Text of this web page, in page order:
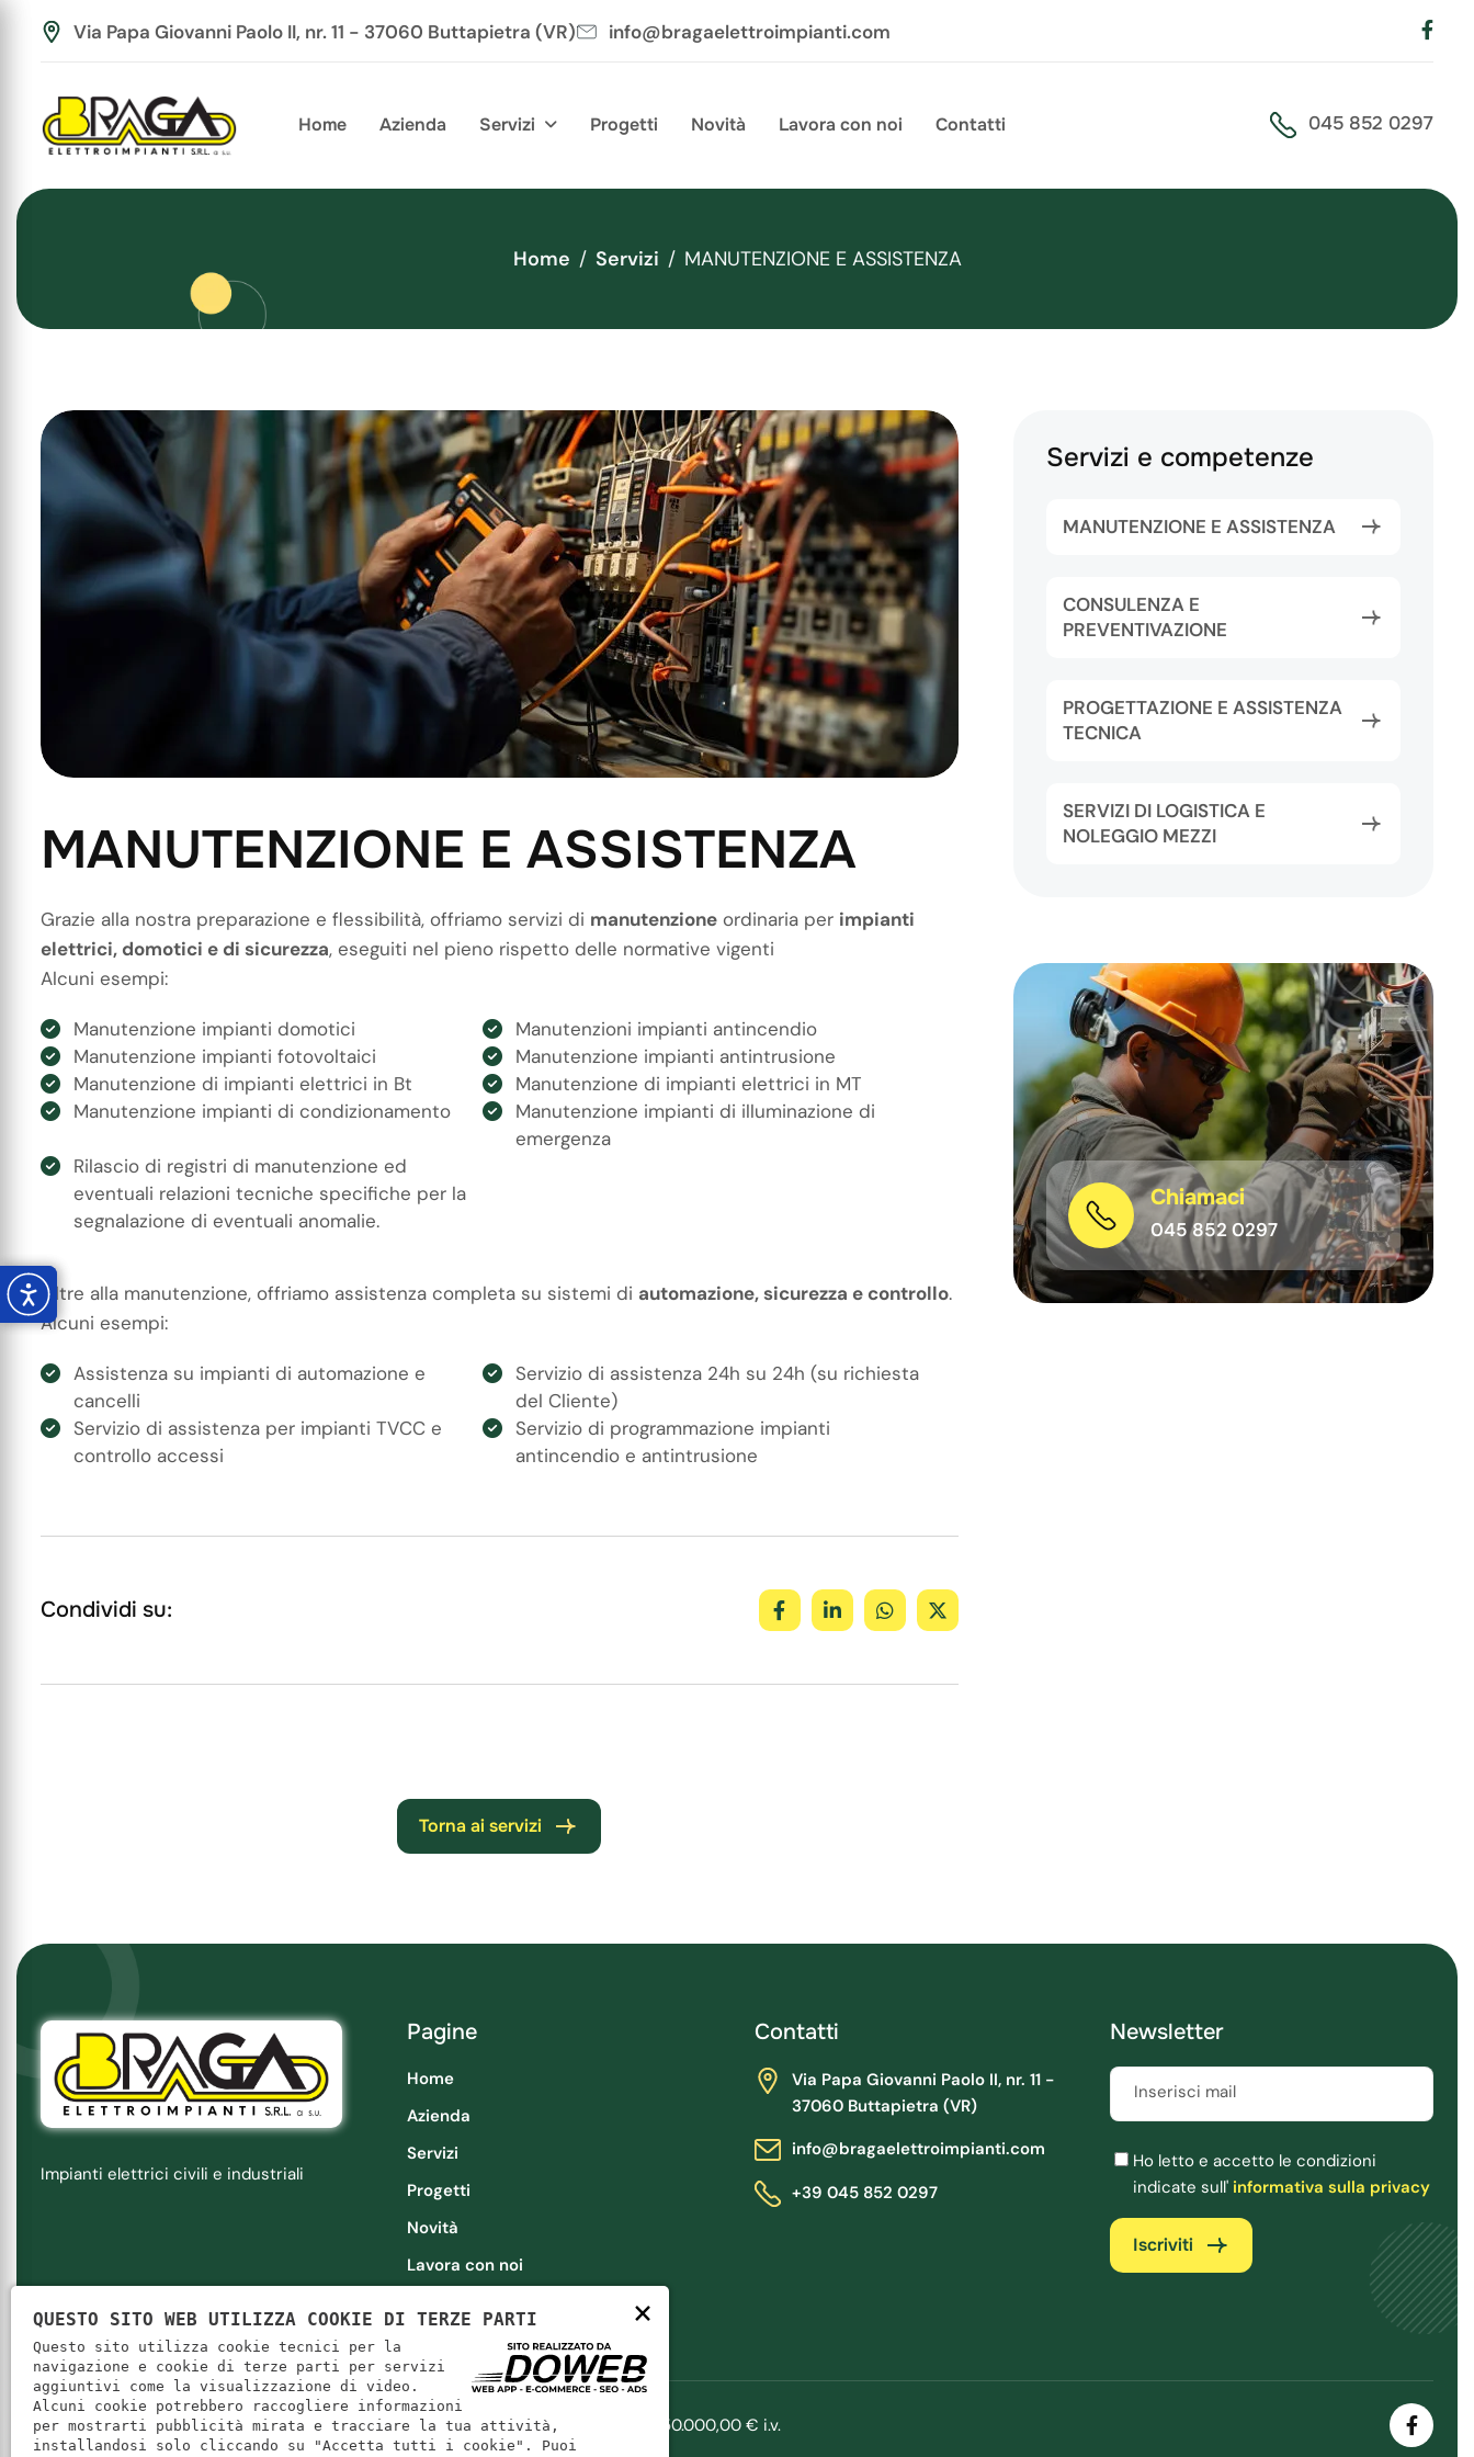
Via Papa Giovanni Paolo II, nr. 11 - 37060 Buttapietra (VR) info@bragaelettroimpianti.com
Home Azienda Servizi Progetti Novità Lavora con noi Contatti 045 852 0297
Home Servizi MANUTENZIONE E ASSISTENZA
MANUTENZIONE E ASSISTENZA
Grazie alla nostra preparazione e flessibilità, offriamo servizi di manutenzione ordinaria per impianti
elettrici, domotici e di sicurezza, eseguiti nel pieno rispetto delle normative vigenti
Alcuni esempi:
Manutenzione impianti domotici
Manutenzioni impianti antincendio
Manutenzione impianti fotovoltaici
Manutenzione impianti antintrusione
Manutenzione di impianti elettrici in Bt
Manutenzione di impianti elettrici in MT
Manutenzione impianti di condizionamento
Manutenzione impianti di illuminazione di
emergenza
Rilascio di registri di manutenzione ed
eventuali relazioni tecniche specifiche per la
segnalazione di eventuali anomalie.
Oltre alla manutenzione, offriamo assistenza completa su sistemi di automazione, sicurezza e controllo.
Alcuni esempi:
Assistenza su impianti di automazione e
cancelli
Servizio di assistenza 24h su 24h (su richiesta
del Cliente)
Servizio di assistenza per impianti TVCC e
controllo accessi
Servizio di programmazione impianti
antincendio e antintrusione
Condividi su:
Torna ai servizi
Servizi e competenze
MANUTENZIONE E ASSISTENZA
CONSULENZA E
PREVENTIVAZIONE
PROGETTAZIONE E ASSISTENZA
TECNICA
SERVIZI DI LOGISTICA E
NOLEGGIO MEZZI
Chiamaci
045 852 0297
Impianti elettrici civili e industriali
Pagine
Home
Azienda
Servizi
Progetti
Novità
Lavora con noi
Contatti
Via Papa Giovanni Paolo II, nr. 11 -
37060 Buttapietra (VR)
info@bragaelettroimpianti.com
+39 045 852 0297
Newsletter
Inserisci mail
Ho letto e accetto le condizioni
indicate sull' informativa sulla privacy
Iscriviti
Braga Elettroimpianti Srl a su|P. IVA: 03303060234 |REA: VR325330 Cap. Soc.: 50.000,00 € i.v.
×
QUESTO SITO WEB UTILIZZA COOKIE DI TERZE PARTI
Questo sito utilizza cookie tecnici per la
navigazione e cookie di terze parti per servizi
aggiuntivi come la visualizzazione di video.
Alcuni cookie potrebbero raccogliere informazioni
per mostrarti pubblicità mirata e tracciare la tua attività,
installandosi solo cliccando su "Accetta tutti i cookie". Puoi